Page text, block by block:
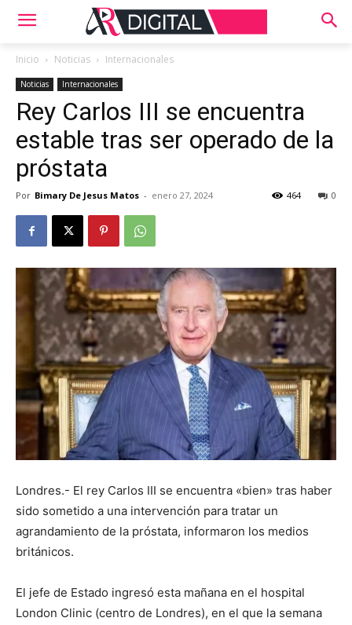
Inicio Noticias Internacionales
Noticias Internacionales
Rey Carlos III se encuentra
estable tras ser operado de la
próstata
Por Bimary De Jesus Matos - enero 27, 2024 0
464
Londres.- El rey Carlos III se encuentra «bien» tras haber
sido sometido a una intervención para tratar un
agrandamiento de la próstata, informaron los medios
británicos.
El jefe de Estado ingresó esta mañana en el hospital
London Clinic (centro de Londres), en el que la semana